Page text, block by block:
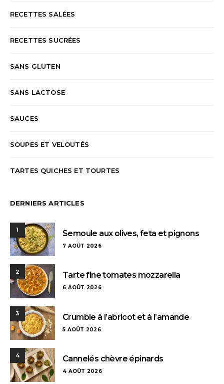
RECETTES SALÉES
RECETTES SUCRÉES
SANS GLUTEN
SANS LACTOSE
SAUCES
SOUPES ET VELOUTÉS
TARTES QUICHES ET TOURTES
DERNIERS ARTICLES
1 Semoule aux olives, feta et pignons
7 AOÛT 2026
2 Tarte fine tomates mozzarella
6 AOÛT 2026
3 Crumble à l’abricot et à l’amande
5 AOÛT 2026
4 Cannelés chèvre épinards
4 AOÛT 2026